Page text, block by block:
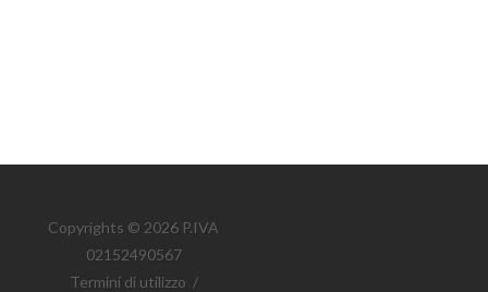
Copyrights © 2026 P.IVA
02152490567
Termini di utilizzo /